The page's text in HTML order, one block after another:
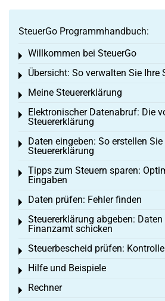
SteuerGo Programmhandbuch:
Willkommen bei SteuerGo
Toggle menu
Übersicht: So verwalten Sie Ihre
Toggle menu
Meine Steuererklärung
Toggle menu
Elektronischer Datenabruf: Die
Steuererklärung
Toggle menu
Daten eingeben: So erstellen Sie
Steuererklärung
Toggle menu
Tipps zum Steuern sparen:
Eingaben
Toggle menu
Daten prüfen: Fehler finden
Toggle menu
Steuererklärung abgeben:
Finanzamt schicken
Toggle menu
Steuerbescheid prüfen:
Toggle menu
Hilfe und Beispiele
Toggle menu
Rechner
Toggle menu